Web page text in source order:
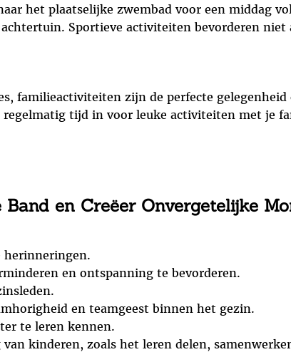
het plaatselijke zwembad voor een middag
Sportieve activiteiten bevorderen niet
familieactiviteiten zijn de perfecte
tijd in voor leuke activiteiten met je
en Creëer Onvergetelijke
herinneringen.
en ontspanning te bevorderen.
en teamgeest binnen het gezin.
te leren kennen.
kinderen, zoals het leren delen,